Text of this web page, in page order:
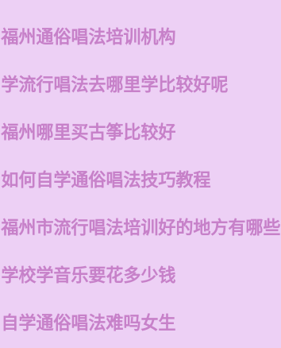
福州通俗唱法培训机构
学流行唱法去哪里学比较好呢
福州哪里买古筝比较好
如何自学通俗唱法技巧教程
福州市流行唱法培训好的地方有哪些
学校学音乐要花多少钱
自学通俗唱法难吗女生